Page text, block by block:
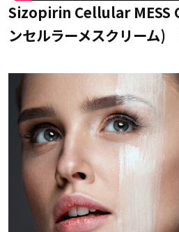
Sizopirin Cellular MESS
ンセルラーメスクリーム)